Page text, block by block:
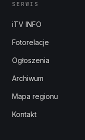
SERWIS
iTV INFO
Fotorelacje
Ogłoszenia
Archiwum
Mapa regionu
Kontakt